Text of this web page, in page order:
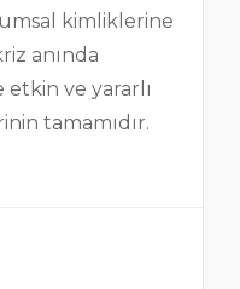
kimliklerine
anında
etkin ve yararlı
tamamıdır.